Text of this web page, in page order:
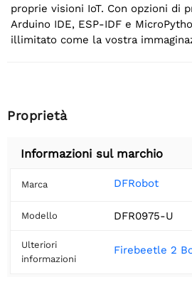
proprie visioni IoT. Con opzioni di
Arduino IDE, ESP-IDF e
illimitato come la vostra
Proprietà
Informazioni sul marchio
Marca DFRobot
Modello DFR0975-U
Ulteriori
informazioni